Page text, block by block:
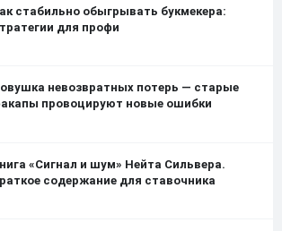
стабильно обыгрывать букмекера:
для профи
невозвратных потерь — старые
провоцируют новые ошибки
«Сигнал и шум» Нейта Сильвера.
содержание для ставочника